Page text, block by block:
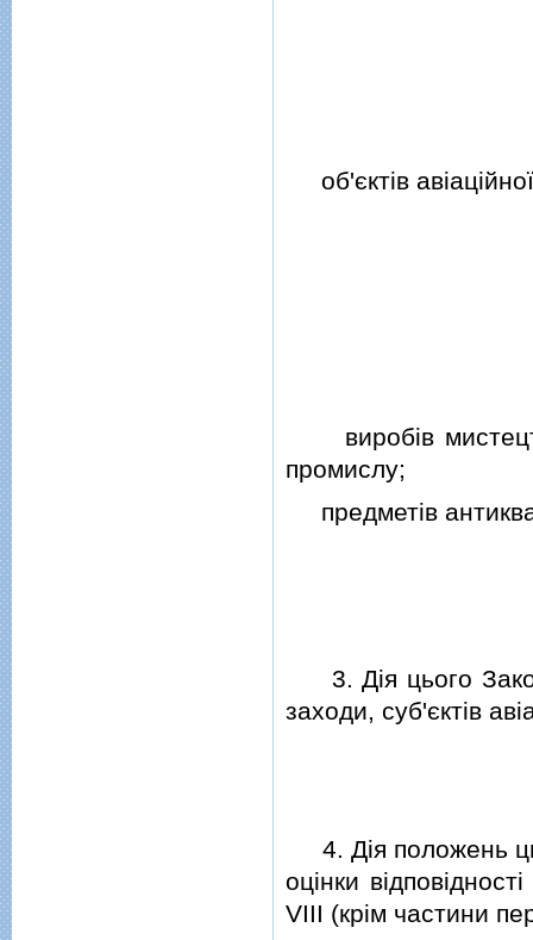
об'єктiв
виробiв
промислу;
предметiв
3. Дiя цього
заходи, суб'єктiв
4. Дiя положень
оцiнки
VIII (крiм частини